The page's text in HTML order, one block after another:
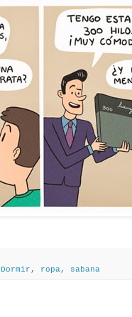
Dormir , ropa, sabana